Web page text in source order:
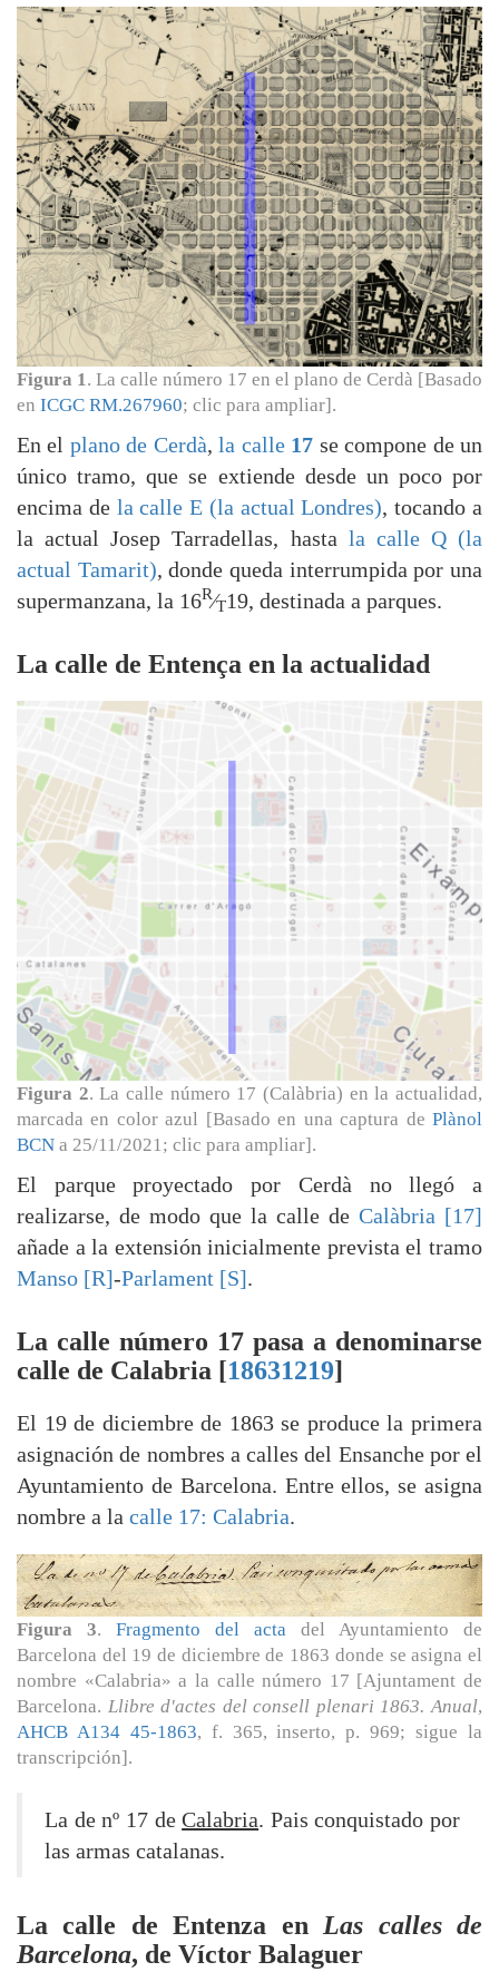
Figura 1 . La calle número 17 en el plano de Cerdà [Basado
en ICGC RM.267960; clic para ampliar].
En el plano de Cerdà,la calle 17 se compone de un
único tramo, que se extiende desde un poco por
encima de la calle E (la actual Londres), tocando a
la actual Josep Tarradellas, hasta la calle Q (la
actual Tamarit), donde queda interrumpida por una
supermanzana, la 16R⁄T19, destinada a parques.
La calle de Entença en la actualidad
Figura 2. La calle número 17 (Calàbria) en la actualidad,
marcada en color azul [Basado en una captura de Plànol
BCN a 25/11/2021; clic para ampliar].
El parque proyectado por Cerdà no llegó a
realizarse, de modo que la calle de Calàbria [17]
añade a la extensión inicialmente prevista el tramo
Manso [R]-Parlament [S].
La calle número 17 pasa a denominarse
calle de Calabria [18631219]
El 19 de diciembre de 1863 se produce la primera
asignación de nombres a calles del Ensanche por el
Ayuntamiento de Barcelona. Entre ellos, se asigna
nombre a la calle 17: Calabria.
Figura 3. Fragmento del acta del Ayuntamiento de
Barcelona del 19 de diciembre de 1863 donde se asigna el
nombre «Calabria» a la calle número 17 [Ajuntament de
Barcelona. Llibre d'actes del consell plenari 1863. Anual,
AHCB A134 45-1863, f. 365, inserto, p. 969; sigue la
transcripción].
La de nº 17 deCalabria. Pais conquistado por
las armas catalanas.
La calle de Entenza enLas calles de
Barcelona, de Víctor Balaguer